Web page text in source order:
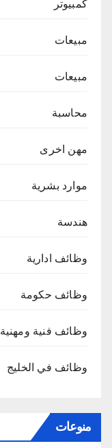
كمبيوتر
مبيعات
مبيعات
محاسبة
مهن اخرى
موارد بشرية
هندسة
وظائف ادارية
وظائف حكومة
وظائف فنية ومهنية
وظائف في الخليج
منوعات